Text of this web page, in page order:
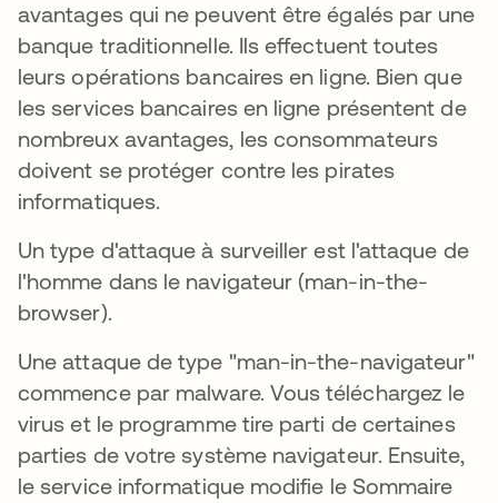
avantages qui ne peuvent être égalés par une
banque traditionnelle. Ils effectuent toutes
leurs opérations bancaires en ligne. Bien que
les services bancaires en ligne présentent de
nombreux avantages, les consommateurs
doivent se protéger contre les pirates
informatiques.
Un type d'attaque à surveiller est l'attaque de
l'homme dans le navigateur (man-in-the-
browser).
Une attaque de type "man-in-the-navigateur"
commence par malware. Vous téléchargez le
virus et le programme tire parti de certaines
parties de votre système navigateur. Ensuite,
le service informatique modifie le Sommaire